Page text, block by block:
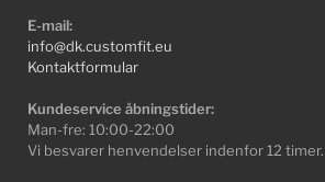
E-mail:
info@dk.customfit.eu
Kontaktformular
Kundeservice åbningstider:
Man-fre: 10:00-22:00
Vi besvarer henvendelser indenfor 12 timer.